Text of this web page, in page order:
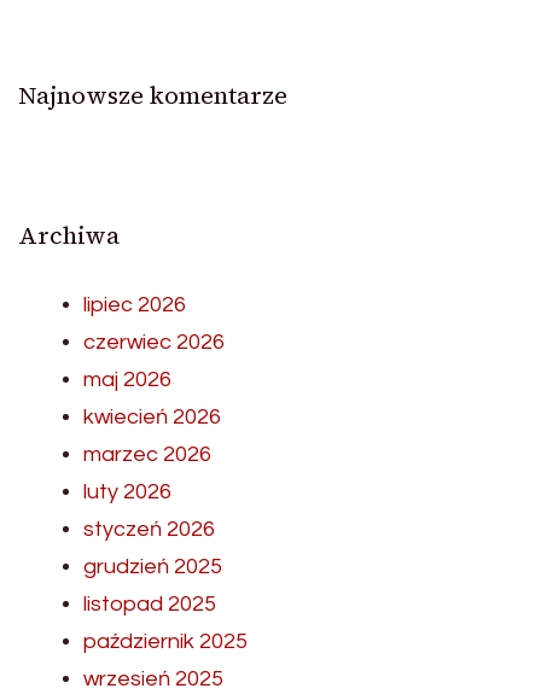
Najnowsze komentarze
Archiwa
lipiec 2026
czerwiec 2026
maj 2026
kwiecień 2026
marzec 2026
luty 2026
styczeń 2026
grudzień 2025
listopad 2025
październik 2025
wrzesień 2025